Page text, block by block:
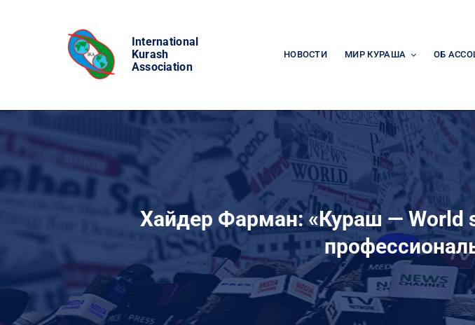
International
Kurash
Association
НОВОСТИ МИР КУРАША ОБ
Хайдер Фарман: «Кураш — World